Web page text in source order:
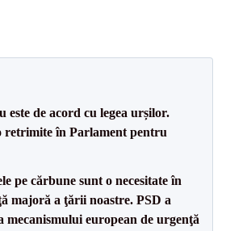
este de acord cu legea urșilor.
retrimite în Parlament pentru
pe cărbune sunt o necesitate în
majoră a ţării noastre. PSD a
mecanismului european de urgenţă